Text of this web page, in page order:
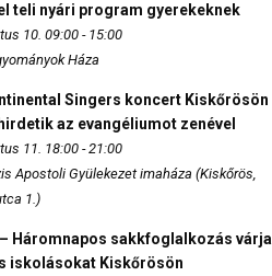
teli nyári program gyerekeknek
10. 09:00 - 15:00
Háza
Singers koncert Kiskőrösön
az evangéliumot zenével
11. 18:00 - 21:00
Apostoli Gyülekezet imaháza (Kiskőrös,
1.)
Háromnapos sakkfoglalkozás várja
iskolásokat Kiskőrösön